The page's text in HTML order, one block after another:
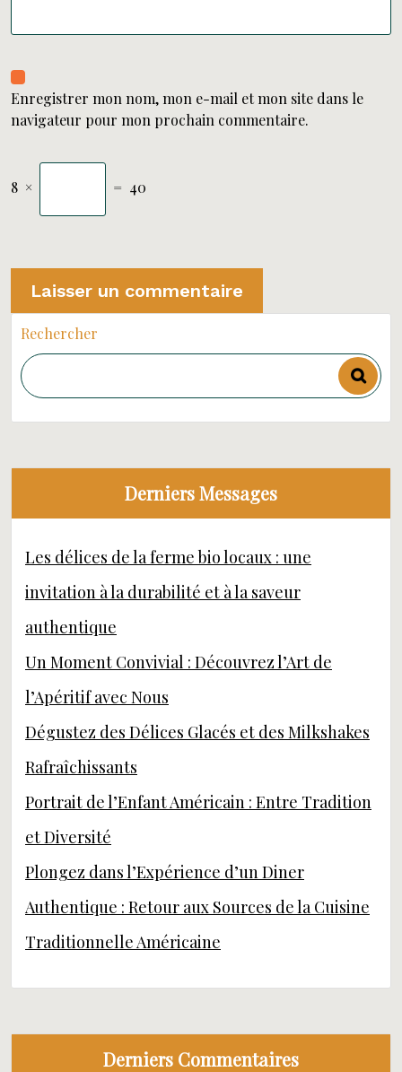
Enregistrer mon nom, mon e-mail et mon site dans le
navigateur pour mon prochain commentaire.
8 × = 40
Rechercher
Derniers Messages
Les délices de la ferme bio locaux : une
invitation à la durabilité et à la saveur
authentique
Un Moment Convivial : Découvrez l’Art de
l’Apéritif avec Nous
Dégustez des Délices Glacés et des Milkshakes
Rafraîchissants
Portrait de l’Enfant Américain : Entre Tradition
et Diversité
Plongez dans l’Expérience d’un Diner
Authentique : Retour aux Sources de la Cuisine
Traditionnelle Américaine
Derniers Commentaires